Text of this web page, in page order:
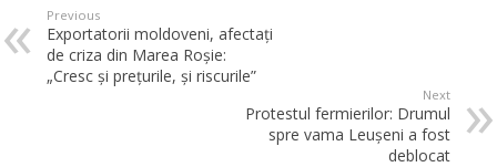
Previous
Exportatorii moldoveni, afectați
de criza din Marea Roșie:
„Cresc și prețurile, și riscurile”
Next
Protestul fermierilor: Drumul
spre vama Leușeni a fost
deblocat